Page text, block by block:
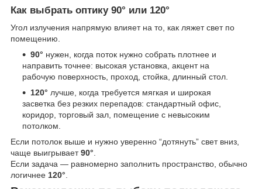
Как выбрать оптику 90° или 120°
Угол излучения напрямую влияет на то, как ляжет свет по
помещению.
90° нужен, когда поток нужно собрать плотнее и
направить точнее: высокая установка, акцент на
рабочую поверхность, проход, стойка, длинный стол.
120° лучше, когда требуется мягкая и широкая
засветка без резких перепадов: стандартный офис,
коридор, торговый зал, помещение с невысоким
потолком.
Если потолок выше и нужно уверенно “дотянуть” свет вниз,
чаще выигрывает90°.
Если задача — равномерно заполнить пространство, обычно
логичнее 120°.